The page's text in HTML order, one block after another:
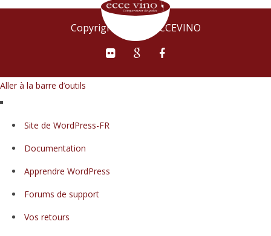
Copyright © 2015 ECCEVINO
Aller à la barre d’outils
WordPress
Site de WordPress-FR
Documentation
Apprendre WordPress
Forums de support
Vos retours